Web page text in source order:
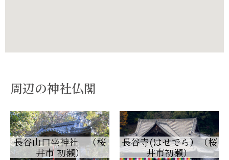
周辺の神社仏閣
長谷山口坐神社 （桜
井市 初瀬）
長谷寺(はせでら）（桜
井市初瀬）